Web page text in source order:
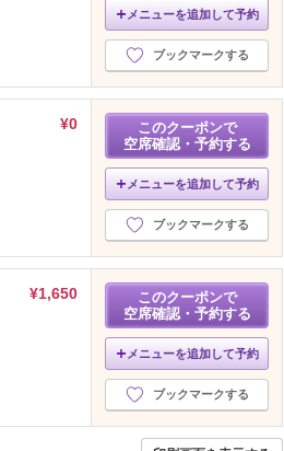
メニューを追加して予約
ブックマークする
¥0
このクーポンで
空席確認・予約する
メニューを追加して予約
ブックマークする
¥1,650
このクーポンで
空席確認・予約する
メニューを追加して予約
ブックマークする